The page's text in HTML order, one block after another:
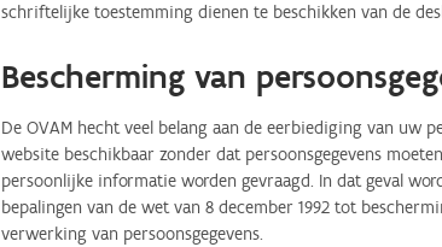
schriftelijke toestemming dienen te beschikken van de
Bescherming van
De OVAM hecht veel belang aan de eerbiediging van uw
website beschikbaar zonder dat persoonsgegevens
persoonlijke informatie worden gevraagd. In dat geval
bepalingen van de wet van 8 december 1992 tot
verwerking van persoonsgegevens.